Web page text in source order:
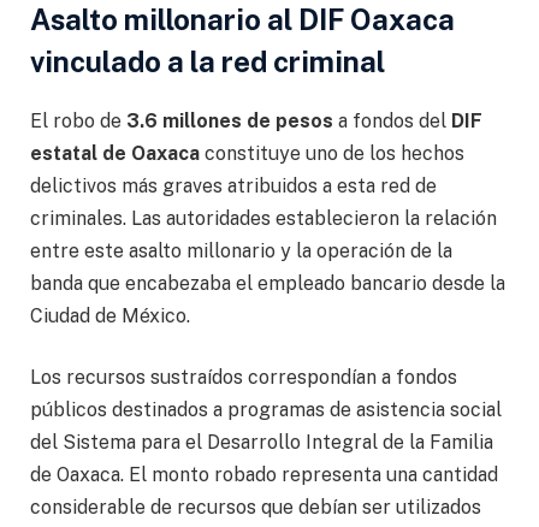
Asalto millonario al DIF Oaxaca
vinculado a la red criminal
El robo de 3.6 millones de pesos a fondos del DIF
estatal de Oaxaca constituye uno de los hechos
delictivos más graves atribuidos a esta red de
criminales. Las autoridades establecieron la relación
entre este asalto millonario y la operación de la
banda que encabezaba el empleado bancario desde la
Ciudad de México.
Los recursos sustraídos correspondían a fondos
públicos destinados a programas de asistencia social
del Sistema para el Desarrollo Integral de la Familia
de Oaxaca. El monto robado representa una cantidad
considerable de recursos que debían ser utilizados